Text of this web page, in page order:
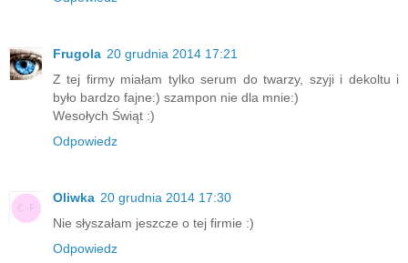
Frugola 20 grudnia 2014 17:21
Z tej firmy miałam tylko serum do twarzy, szyji i dekoltu i
było bardzo fajne:) szampon nie dla mnie:)
Wesołych Świąt :)
Odpowiedz
Oliwka 20 grudnia 2014 17:30
Nie słyszałam jeszcze o tej firmie :)
Odpowiedz